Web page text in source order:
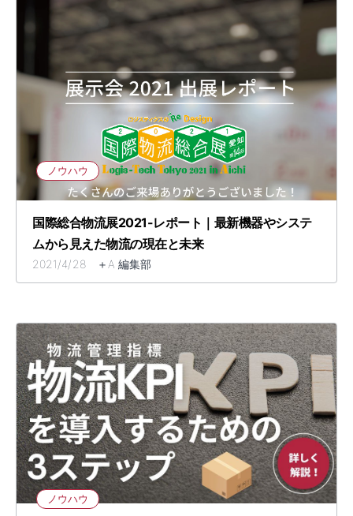
ノウハウ
国際総合物流展2021-レポート｜最新機器やシステ
ムから見えた物流の現在と未来
2021/4/28 ＋A 編集部
ノウハウ